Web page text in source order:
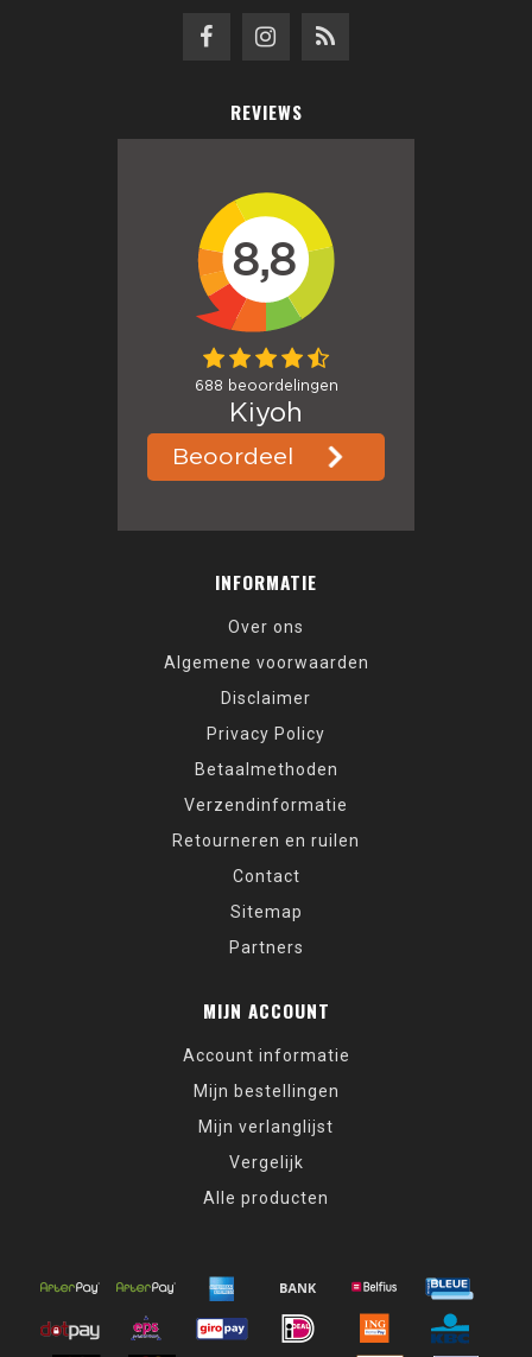
REVIEWS
INFORMATIE
Over ons
Algemene voorwaarden
Disclaimer
Privacy Policy
Betaalmethoden
Verzendinformatie
Retourneren en ruilen
Contact
Sitemap
Partners
MIJN ACCOUNT
Account informatie
Mijn bestellingen
Mijn verlanglijst
Vergelijk
Alle producten